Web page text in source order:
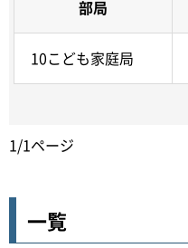
部局
10こども家庭局
1/1ページ
一覧